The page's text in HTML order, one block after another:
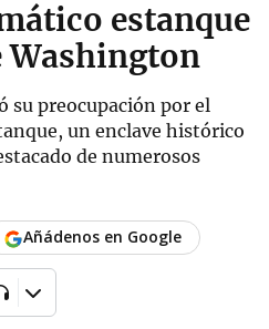
estanque
Washington
su preocupación por el
un enclave histórico
de numerosos
Añádenos en Google